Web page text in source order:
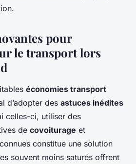
pour
le transport lors
économies transport
d’adopter des astuces inédites
celles-ci, utiliser des
de covoiturage et
constitue une solution
souvent moins saturés offrent